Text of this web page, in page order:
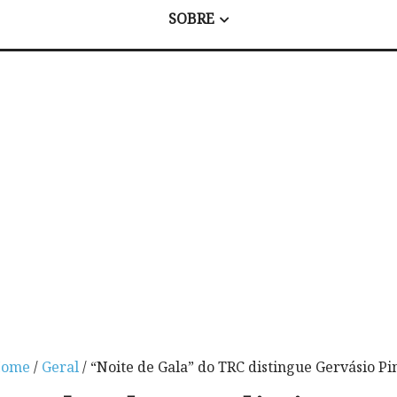
SOBRE
/ Geral/ “Noite de Gala” do TRC distingue Gervásio